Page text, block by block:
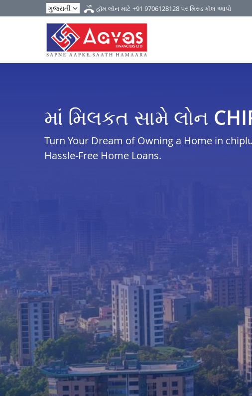
હૉમ લૉન માટે +91 9706128128પર મિસ્ડ કૉલ આપો
માં મિલકત સામે લોન
Turn Your Dream of Owning a Home in
Hassle-Free Home Loans.